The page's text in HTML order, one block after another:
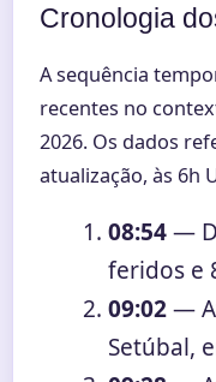
Cronologia
A sequência
recentes no
2026. Os dados
atualização, às 6h
08:54—
feridos e
09:02—
Setúbal,